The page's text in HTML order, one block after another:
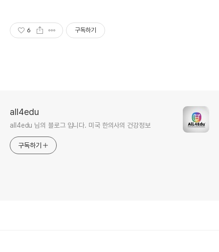
6 구독하기
all4edu
all4edu 님의 블로그 입니다. 미국 한의사의 건강정보
구독하기